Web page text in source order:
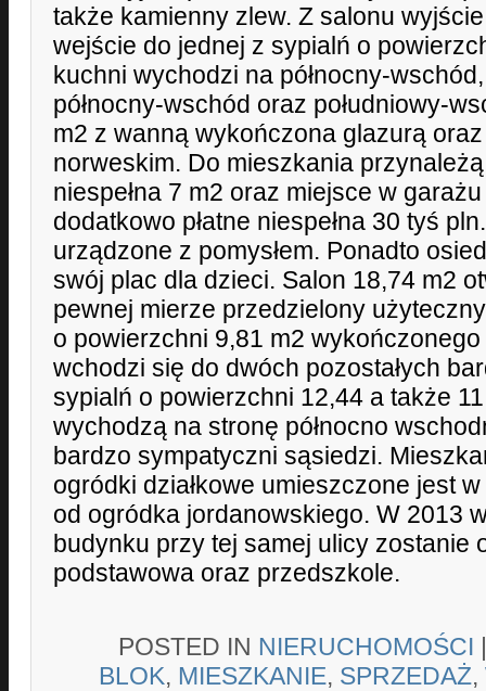
także kamienny zlew. Z salonu
wejście do jednej z sypialń o
kuchni wychodzi na północny-
północny-wschód oraz południowy-
m2 z wanną wykończona glazurą
norweskim. Do mieszkania
niespełna 7 m2 oraz miejsce w
dodatkowo płatne niespełna 30 tyś
urządzone z pomysłem. Ponadto
swój plac dla dzieci. Salon 18,74 m2
pewnej mierze przedzielony
o powierzchni 9,81 m2 wykończonego
wchodzi się do dwóch pozostałych
sypialń o powierzchni 12,44 a także
wychodzą na stronę północno
bardzo sympatyczni sąsiedzi.
ogródki działkowe umieszczone jest
od ogródka jordanowskiego. W 2013
budynku przy tej samej ulicy zostanie
podstawowa oraz przedszkole.
POSTED IN NIERUCHOMOŚCI
BLOK, MIESZKANIE, SPRZEDAŻ,